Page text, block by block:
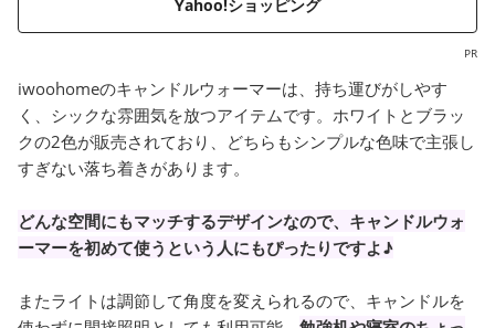
Yahoo!ショッピング
PR
iwoohomeのキャンドルウォーマーは、持ち運びがしやす
く、シックな雰囲気を放つアイテムです。ホワイトとブラッ
クの2色が販売されており、どちらもシンプルな色味で主張し
すぎない落ち着きがあります。
どんな空間にもマッチするデザインなので、キャンドルウォ
ーマーを初めて使うという人にもぴったりですよ♪
またライトは調節して角度を変えられるので、キャンドルを